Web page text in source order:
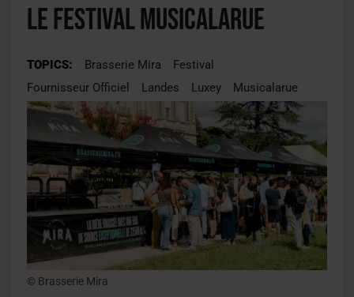
le festival Musicalarue
TOPICS: Brasserie Mira
Festival
Fournisseur Officiel
Landes Luxey Musicalarue
© Brasserie Mira